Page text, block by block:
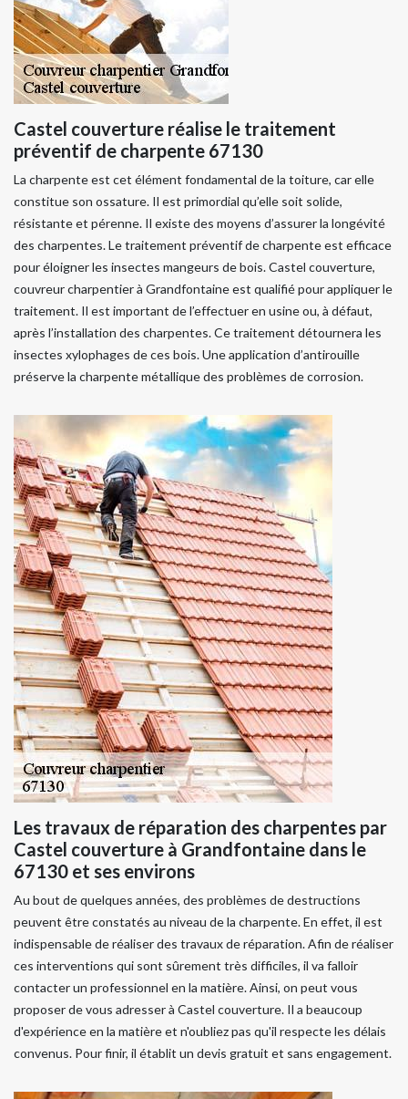
Castel couverture réalise le traitement
préventif de charpente 67130
La charpente est cet élément fondamental de la toiture, car elle
constitue son ossature. Il est primordial qu’elle soit solide,
résistante et pérenne. Il existe des moyens d’assurer la longévité
des charpentes. Le traitement préventif de charpente est efficace
pour éloigner les insectes mangeurs de bois. Castel couverture,
couvreur charpentier à Grandfontaine est qualifié pour appliquer le
traitement. Il est important de l’effectuer en usine ou, à défaut,
après l’installation des charpentes. Ce traitement détournera les
insectes xylophages de ces bois. Une application d’antirouille
préserve la charpente métallique des problèmes de corrosion.
Les travaux de réparation des charpentes par
Castel couverture à Grandfontaine dans le
67130 et ses environs
Au bout de quelques années, des problèmes de destructions
peuvent être constatés au niveau de la charpente. En effet, il est
indispensable de réaliser des travaux de réparation. Afin de réaliser
ces interventions qui sont sûrement très difficiles, il va falloir
contacter un professionnel en la matière. Ainsi, on peut vous
proposer de vous adresser à Castel couverture. Il a beaucoup
d'expérience en la matière et n'oubliez pas qu'il respecte les délais
convenus. Pour finir, il établit un devis gratuit et sans engagement.